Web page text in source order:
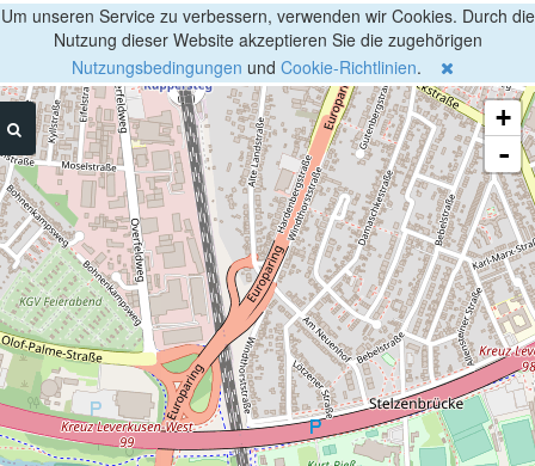
Um unseren Service zu verbessern, verwenden wir Cookies. Durch die
Nutzung dieser Website akzeptieren Sie die zugehörigen
Nutzungsbedingungen und Cookie-Richtlinien.
+
-